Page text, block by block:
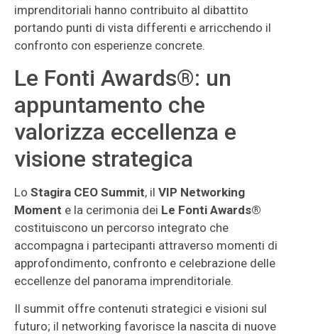
imprenditoriali hanno contribuito al dibattito
portando punti di vista differenti e arricchendo il
confronto con esperienze concrete.
Le Fonti Awards®: un
appuntamento che
valorizza eccellenza e
visione strategica
Lo Stagira CEO Summit, il VIP Networking
Moment e la cerimonia dei Le Fonti Awards®
costituiscono un percorso integrato che
accompagna i partecipanti attraverso momenti di
approfondimento, confronto e celebrazione delle
eccellenze del panorama imprenditoriale.
Il summit offre contenuti strategici e visioni sul
futuro; il networking favorisce la nascita di nuove